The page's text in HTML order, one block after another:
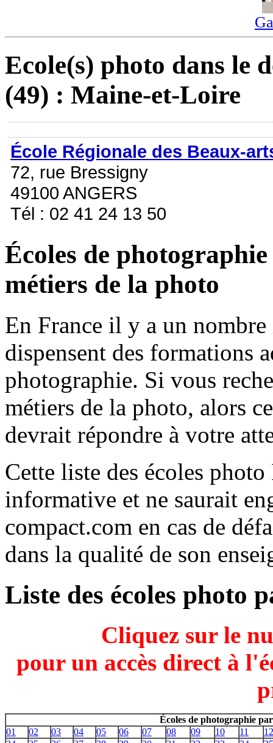
Ecole(s) photo dans le
(49) : Maine-et-Loire
École Régionale des Beaux-
72, rue Bressigny
49100 ANGERS
Tél : 02 41 24 13 50
Écoles de
métiers de la photo
En France il y a un
dispensent des formations
photographie. Si vous
métiers de la photo, alors
devrait répondre à votre
Cette liste des écoles
informative et ne saurait
compact.com en cas de
dans la qualité de son
Liste des écoles photo
Cliquez sur le
pour un accès direct à
Écoles de photographie
01
02 03 04 05 06 07 08 09 10 11
12